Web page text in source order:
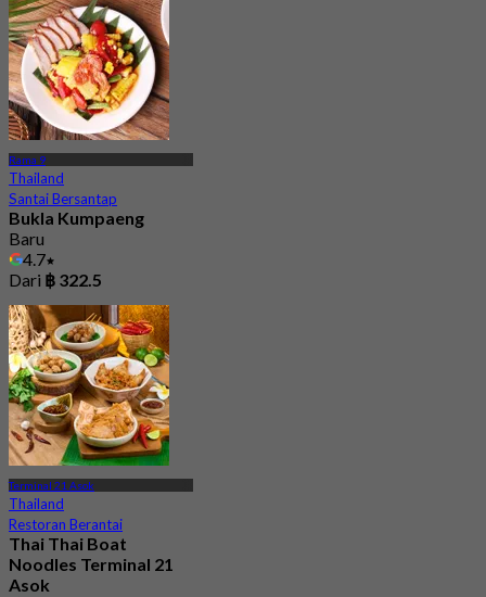
Rama 9
Thailand
Santai Bersantap
Bukla Kumpaeng
Baru
4.7
Dari ฿ 322.5
Terminal 21 Asok
Thailand
Restoran Berantai
Thai Thai Boat
Noodles Terminal 21
Asok